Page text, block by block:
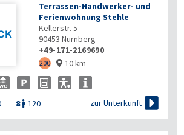
Terrassen-Handwerker- und
Ferienwohnung Stehle
Kellerstr. 5
90453 Nürnberg
+49-171-2169690
200  10 km
8 120 zur Unterkunft 